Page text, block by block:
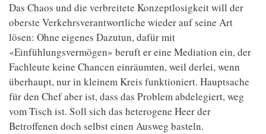
Das Chaos und die verbreitete Konzeptlosigkeit will der
oberste Verkehrsverantwortliche wieder auf seine Art
lösen: Ohne eigenes Dazutun, dafür mit
«Einfühlungsvermögen» beruft er eine Mediation ein, der
Fachleute keine Chancen einräumten, weil derlei, wenn
überhaupt, nur in kleinem Kreis funktioniert. Hauptsache
für den Chef aber ist, dass das Problem abdelegiert, weg
vom Tisch ist. Soll sich das heterogene Heer der
Betroffenen doch selbst einen Ausweg basteln.